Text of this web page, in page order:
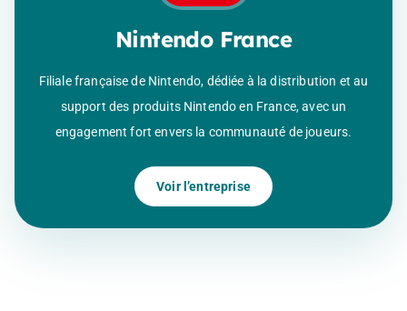
Nintendo France
Filiale française de Nintendo, dédiée à la distribution et au
support des produits Nintendo en France, avec un
engagement fort envers la communauté de joueurs.
Voir l’entreprise